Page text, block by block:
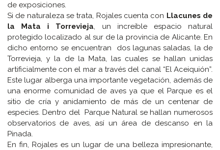
de exposiciones.
Si de naturaleza se trata, Rojales cuenta con Llacunes de
la Mata i Torrevieja, un increíble espacio natural
protegido localizado al sur de la provincia de Alicante. En
dicho entorno se encuentran dos lagunas saladas, la de
Torrevieja, y la de la Mata, las cuales se hallan unidas
artificialmente con el mar a través del canal “El Aceiquión”.
Este lugar alberga una importante vegetación, además de
una enorme comunidad de aves ya que el Parque es el
sitio de cría y anidamiento de más de un centenar de
especies. Dentro del Parque Natural se hallan numerosos
observatorios de aves, así un área de descanso en la
Pinada.
En fin, Rojales es un lugar de una belleza impresionante,